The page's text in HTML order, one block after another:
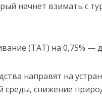
начнет взимать с
(TAT) на 0,75% —
направят на
среды, снижение